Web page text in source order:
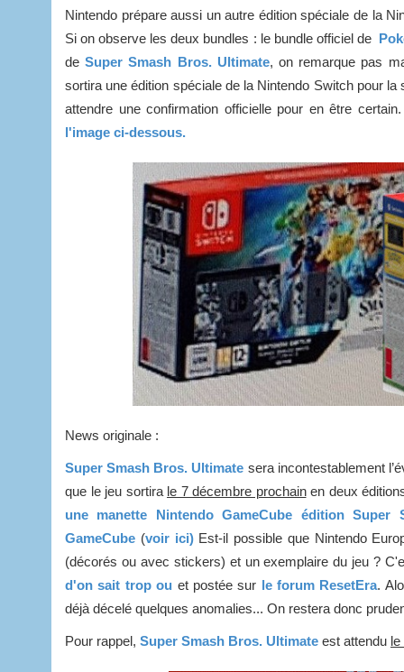
Nintendo prépare aussi un autre édition spéciale de la
Si on observe les deux bundles : le bundle officiel de
deSuper Smash Bros. Ultimate, on remarque pas
sortira une édition spéciale de la Nintendo Switch pour la
attendre une confirmation officielle pour en être
l'image ci-dessous.
News originale :
Super Smash Bros. Ultimate sera incontestablement
que le jeu sortira le 7 décembre prochainen deux
une manette Nintendo GameCube édition
GameCube (voir ici)Est-il possible que Nintendo
(décorés ou avec stickers) et un exemplaire du jeu ?
d'on sait trop ou et postée sur le forum ResetEra.
déjà décelé quelques anomalies... On restera donc
Pour rappel, Super Smash Bros. Ultimate est attendu le